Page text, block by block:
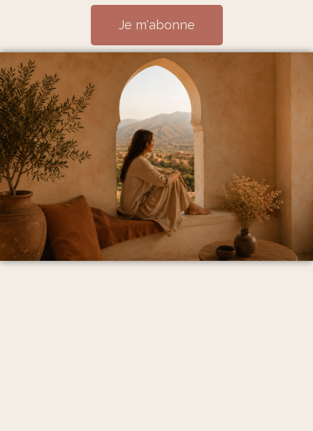
Je m'abonne
Mentions Légales et politique de confidentialité